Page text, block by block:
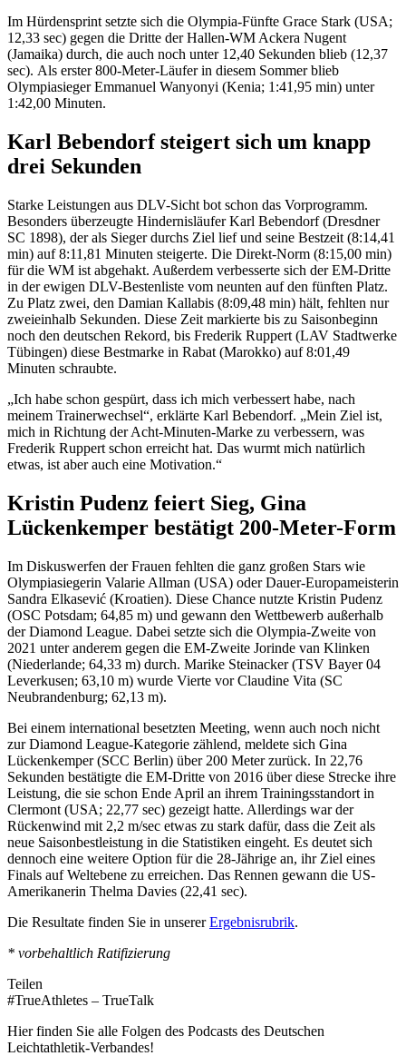
Im Hürdensprint setzte sich die Olympia-Fünfte Grace Stark (USA;
12,33 sec) gegen die Dritte der Hallen-WM Ackera Nugent
(Jamaika) durch, die auch noch unter 12,40 Sekunden blieb (12,37
sec). Als erster 800-Meter-Läufer in diesem Sommer blieb
Olympiasieger Emmanuel Wanyonyi (Kenia; 1:41,95 min) unter
1:42,00 Minuten.
Karl Bebendorf steigert sich um knapp
drei Sekunden
Starke Leistungen aus DLV-Sicht bot schon das Vorprogramm.
Besonders überzeugte Hindernisläufer Karl Bebendorf (Dresdner
SC 1898), der als Sieger durchs Ziel lief und seine Bestzeit (8:14,41
min) auf 8:11,81 Minuten steigerte. Die Direkt-Norm (8:15,00 min)
für die WM ist abgehakt. Außerdem verbesserte sich der EM-Dritte
in der ewigen DLV-Bestenliste vom neunten auf den fünften Platz.
Zu Platz zwei, den Damian Kallabis (8:09,48 min) hält, fehlten nur
zweieinhalb Sekunden. Diese Zeit markierte bis zu Saisonbeginn
noch den deutschen Rekord, bis Frederik Ruppert (LAV Stadtwerke
Tübingen) diese Bestmarke in Rabat (Marokko) auf 8:01,49
Minuten schraubte.
„Ich habe schon gespürt, dass ich mich verbessert habe, nach
meinem Trainerwechsel“, erklärte Karl Bebendorf. „Mein Ziel ist,
mich in Richtung der Acht-Minuten-Marke zu verbessern, was
Frederik Ruppert schon erreicht hat. Das wurmt mich natürlich
etwas, ist aber auch eine Motivation.“
Kristin Pudenz feiert Sieg, Gina
Lückenkemper bestätigt 200-Meter-Form
Im Diskuswerfen der Frauen fehlten die ganz großen Stars wie
Olympiasiegerin Valarie Allman (USA) oder Dauer-Europameisterin
Sandra Elkasević (Kroatien). Diese Chance nutzte Kristin Pudenz
(OSC Potsdam; 64,85 m) und gewann den Wettbewerb außerhalb
der Diamond League. Dabei setzte sich die Olympia-Zweite von
2021 unter anderem gegen die EM-Zweite Jorinde van Klinken
(Niederlande; 64,33 m) durch. Marike Steinacker (TSV Bayer 04
Leverkusen; 63,10 m) wurde Vierte vor Claudine Vita (SC
Neubrandenburg; 62,13 m).
Bei einem international besetzten Meeting, wenn auch noch nicht
zur Diamond League-Kategorie zählend, meldete sich Gina
Lückenkemper (SCC Berlin) über 200 Meter zurück. In 22,76
Sekunden bestätigte die EM-Dritte von 2016 über diese Strecke ihre
Leistung, die sie schon Ende April an ihrem Trainingsstandort in
Clermont (USA; 22,77 sec) gezeigt hatte. Allerdings war der
Rückenwind mit 2,2 m/sec etwas zu stark dafür, dass die Zeit als
neue Saisonbestleistung in die Statistiken eingeht. Es deutet sich
dennoch eine weitere Option für die 28-Jährige an, ihr Ziel eines
Finals auf Weltebene zu erreichen. Das Rennen gewann die US-
Amerikanerin Thelma Davies (22,41 sec).
Die Resultate finden Sie in unsererErgebnisrubrik.
* vorbehaltlich Ratifizierung
Teilen
#TrueAthletes – TrueTalk
Hier finden Sie alle Folgen des Podcasts des Deutschen
Leichtathletik-Verbandes!